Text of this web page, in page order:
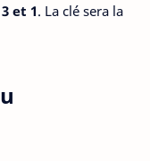
et 1. La clé sera la